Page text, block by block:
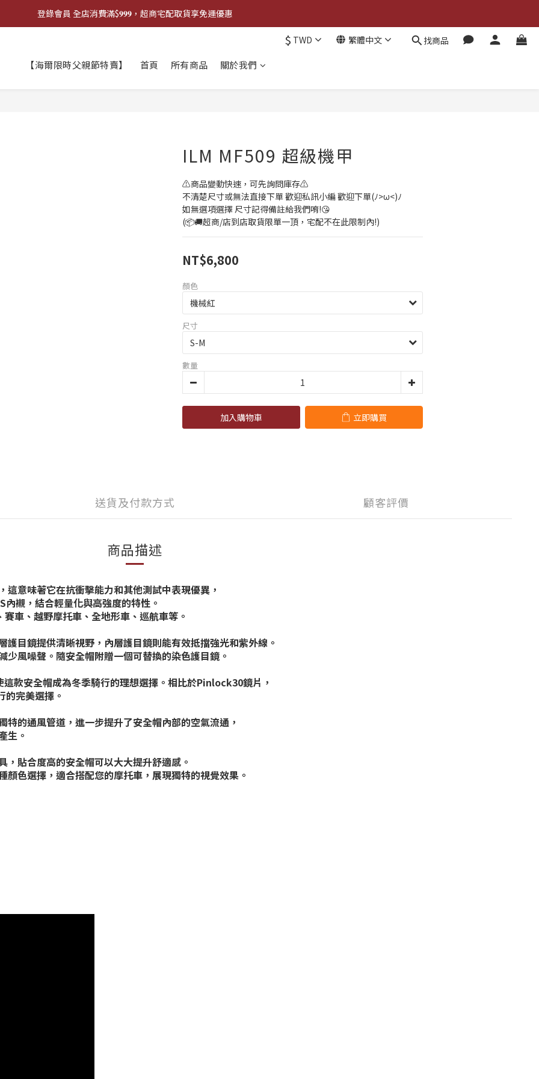
登錄會員 全店消費滿$𝟗𝟗𝟗，超商宅配取貨享免運優惠
登錄會員 全店消費滿$𝟗𝟗𝟗，超商宅配取貨享免運優惠
🔥商品庫存變動快速，請先詢問在下單唷!🔥
$ TWD 繁體中文 找商品
【海爾限時父親節特賣】 首頁 所有商品 關於我們
ILM MF509 超級機甲
⚠️商品變動快速，可先詢問庫存⚠️
不清楚尺寸或無法直接下單 歡迎私訊小編 歡迎下單(ﾉ>ω<)ﾉ
如無選項選擇 尺寸記得備註給我們唷!😘
(📦🚚超商/店到店取貨限單一頂，宅配不在此限制內!)
NT$6,800
顏色
尺寸
數量
加入購物車 立即購買
送貨及付款方式 顧客評價
商品描述
意味著它在抗衝擊能力和其他測試中表現優異，
襯，結合輕量化與高強度的特性。
車、越野摩托車、全地形車、巡航車等。
目鏡提供清晰視野，內層護目鏡則能有效抵擋強光和紫外線。
風噪聲。隨安全帽附贈一個可替換的染色護目鏡。
款安全帽成為冬季騎行的理想選擇。相比於Pinlock30鏡片，
完美選擇。
的通風管道，進一步提升了安全帽內部的空氣流通，
生。
貼合度高的安全帽可以大大提升舒適感。
色選擇，適合搭配您的摩托車，展現獨特的視覺效果。